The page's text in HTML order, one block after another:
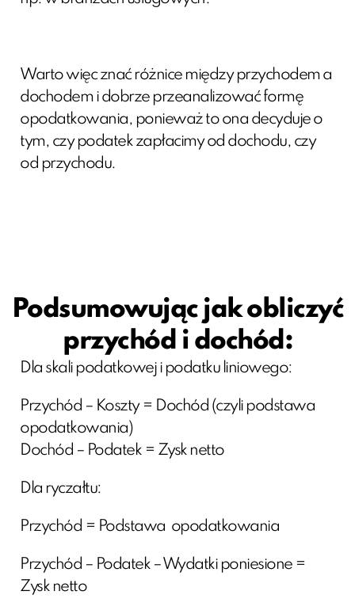
Warto więc znać różnice między przychodem a
dochodem i dobrze przeanalizować formę
opodatkowania, ponieważ to ona decyduje o
tym, czy podatek zapłacimy od dochodu, czy
od przychodu.
Podsumowując jak obliczyć
przychód i dochód:
Dla skali podatkowej i podatku liniowego:
Przychód – Koszty = Dochód (czyli podstawa
opodatkowania)
Dochód – Podatek = Zysk netto
Dla ryczałtu:
Przychód = Podstawa opodatkowania
Przychód – Podatek – Wydatki poniesione =
Zysk netto